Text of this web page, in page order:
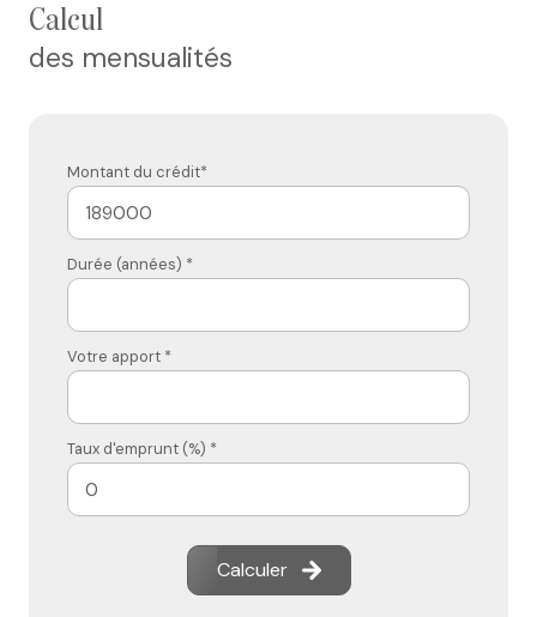
calcul
des mensualités
Montant du crédit*
Durée (années) *
Votre apport *
Taux d'emprunt (%) *
Calculer